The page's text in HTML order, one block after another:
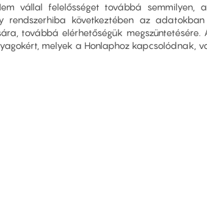
vállal felelősséget továbbá semmilyen,
rendszerhiba következtében az
továbbá elérhetőségük megszüntetésére.
melyek a Honlaphoz kapcsolódnak,